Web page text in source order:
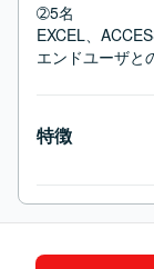
➁5名
EXCEL、
エンドユーザと
特徴